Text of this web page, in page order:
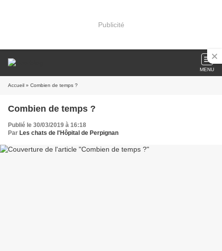
Publicité
MENU
Accueil » Combien de temps ?
Combien de temps ?
Publié le 30/03/2019 à 16:18
Par Les chats de l'Hôpital de Perpignan